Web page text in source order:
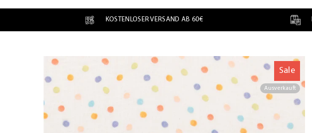
KOSTENLOSER VERSAND AB 60€
Sale
Ausverkauft